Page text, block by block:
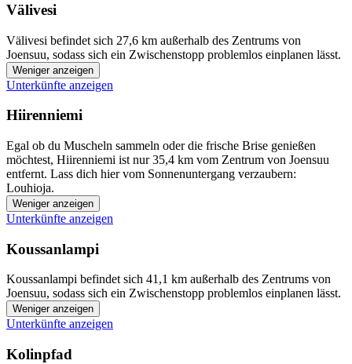
Välivesi
Välivesi befindet sich 27,6 km außerhalb des Zentrums von
Joensuu, sodass sich ein Zwischenstopp problemlos einplanen lässt.
Weniger anzeigen
Unterkünfte anzeigen
Hiirenniemi
Egal ob du Muscheln sammeln oder die frische Brise genießen
möchtest, Hiirenniemi ist nur 35,4 km vom Zentrum von Joensuu
entfernt. Lass dich hier vom Sonnenuntergang verzaubern:
Louhioja.
Weniger anzeigen
Unterkünfte anzeigen
Koussanlampi
Koussanlampi befindet sich 41,1 km außerhalb des Zentrums von
Joensuu, sodass sich ein Zwischenstopp problemlos einplanen lässt.
Weniger anzeigen
Unterkünfte anzeigen
Kolinpfad